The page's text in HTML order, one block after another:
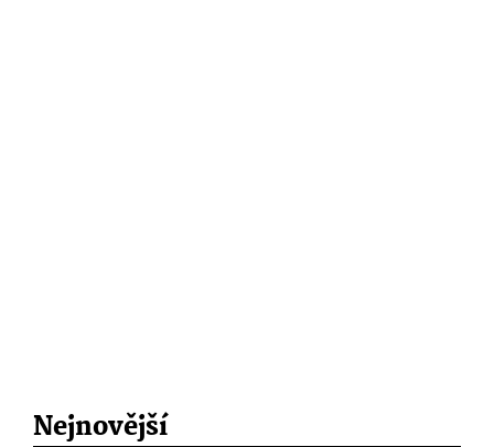
Nejnovější